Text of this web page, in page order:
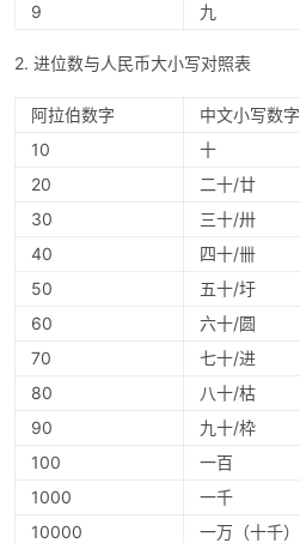
9
九
2. 进位数与人民币大小写对照表
阿拉伯数字 中文小写数字
10
十
20
二十/廿
30
三十/卅
40
四十/卌
50
五十/圩
60
六十/圆
70
七十/进
80
八十/枯
90
九十/枠
100
一百
1000
一千
10000
一万（十千）